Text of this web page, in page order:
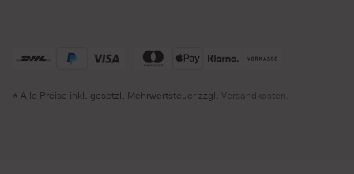
* Alle Preise inkl. gesetzl. Mehrwertsteuer zzgl. Versandkosten